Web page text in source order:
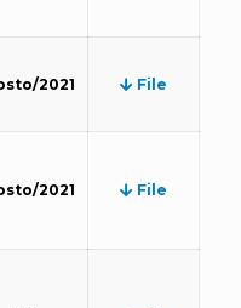
2021 File
2021 File